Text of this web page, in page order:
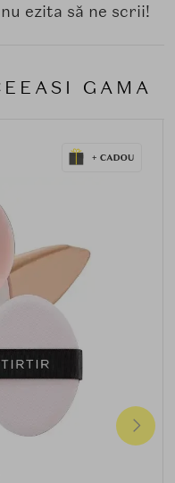
ezita să ne scrii!
GAMA